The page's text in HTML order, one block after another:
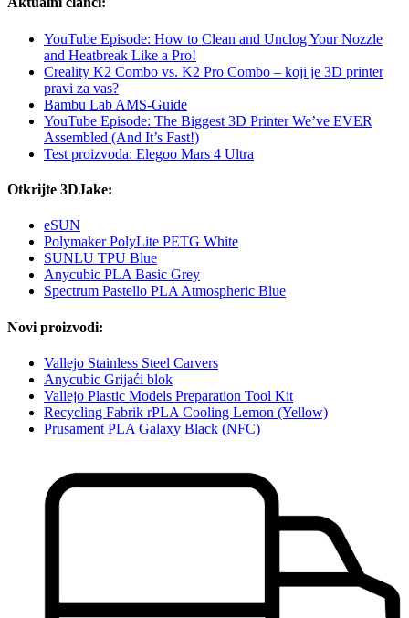
YouTube Episode: How to Clean and Unclog Your Nozzle
and Heatbreak Like a Pro!
Creality K2 Combo vs. K2 Pro Combo – koji je 3D printer
pravi za vas?
Bambu Lab AMS-Guide
YouTube Episode: The Biggest 3D Printer We’ve EVER
Assembled (And It’s Fast!)
Test proizvoda: Elegoo Mars 4 Ultra
Otkrijte 3DJake:
eSUN
Polymaker PolyLite PETG White
SUNLU TPU Blue
Anycubic PLA Basic Grey
Spectrum Pastello PLA Atmospheric Blue
Novi proizvodi:
Vallejo Stainless Steel Carvers
Anycubic Grijaći blok
Vallejo Plastic Models Preparation Tool Kit
Recycling Fabrik rPLA Cooling Lemon (Yellow)
Prusament PLA Galaxy Black (NFC)